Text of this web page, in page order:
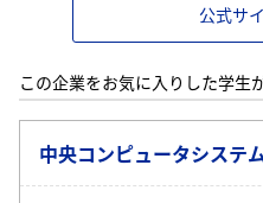
公式サ
この企業をお気に入りした学生
中央コンピュータシステ